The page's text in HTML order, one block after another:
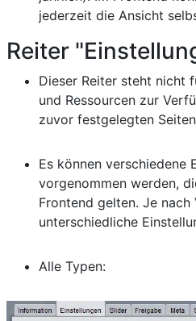
jederzeit die Ansicht
Reiter
Dieser Reiter steht nicht
und Ressourcen zur
zuvor festgelegten
Es können verschiedene
vorgenommen werden,
Frontend gelten. Je
unterschiedliche
Alle Typen: